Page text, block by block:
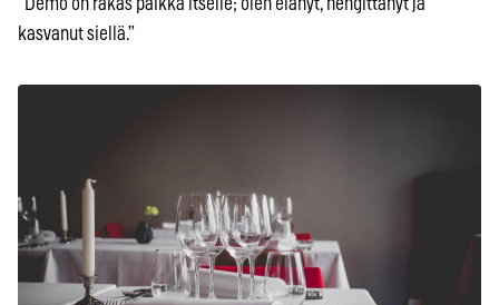
“Demo on rakas paikka itselle; olen elänyt, hengittänyt ja
kasvanut siellä.”